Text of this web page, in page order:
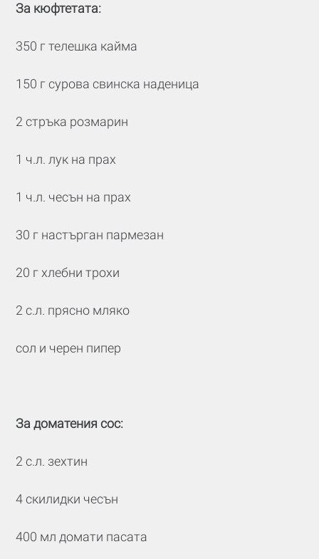
За кюфтетата:
350 г телешка кайма
150 г сурова свинска наденица
2 стръка розмарин
1 ч.л. лук на прах
1 ч.л. чесън на прах
30 г настърган пармезан
20 г хлебни трохи
2 с.л. прясно мляко
сол и черен пипер
За доматения сос:
2 с.л. зехтин
4 скилидки чесън
400 мл домати пасата